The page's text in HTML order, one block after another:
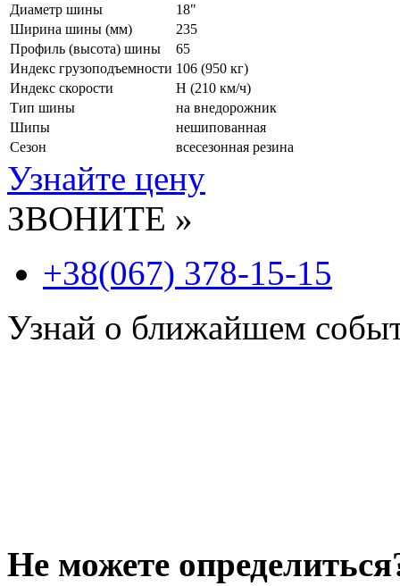
Диаметр шины
18"
Ширина шины (мм)
235
Профиль (высота) шины
65
Индекс грузоподъемности 106 (950 кг)
Индекс скорости
H (210 км/ч)
Тип шины
на внедорожник
Шипы
нешипованная
Сезон
всесезонная резина
Узнайте цену
ЗВОНИТЕ »
+38(067) 378-15-15
Узнай о ближайшем
Не можете